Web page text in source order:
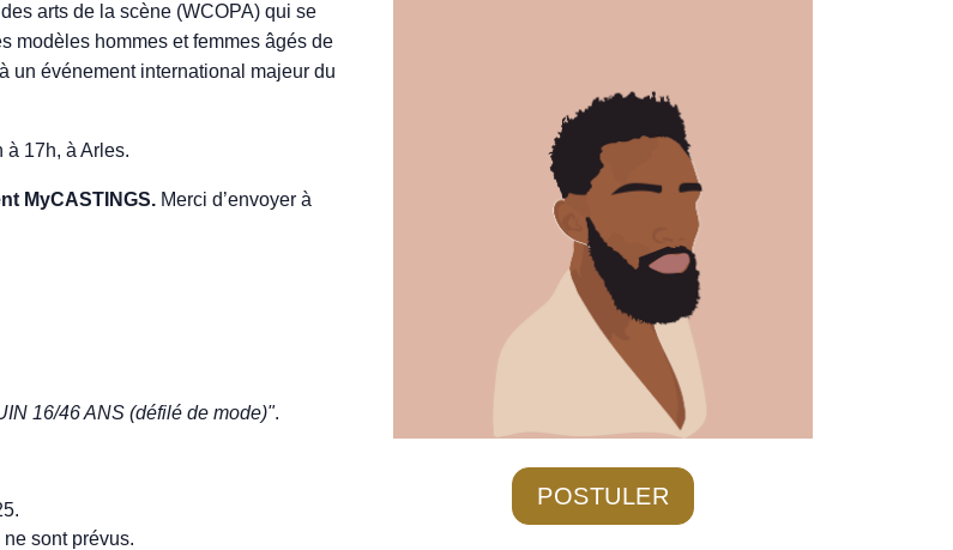
arts de la scène (WCOPA) qui se
modèles hommes et femmes âgés de
un événement international majeur du
à 17h, à Arles.
MyCASTINGS. Merci d’envoyer à
16/46 ANS (défilé de mode)".
sont prévus.
POSTULER